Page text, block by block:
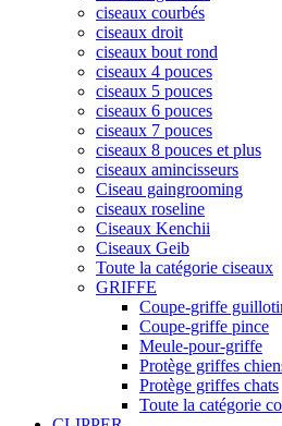
ciseaux courbés
ciseaux droit
ciseaux bout rond
ciseaux 4 pouces
ciseaux 5 pouces
ciseaux 6 pouces
ciseaux 7 pouces
ciseaux 8 pouces et plus
ciseaux amincisseurs
Ciseau gaingrooming
ciseaux roseline
Ciseaux Kenchii
Ciseaux Geib
Toute la catégorie ciseaux
GRIFFE
Coupe-griffe
Coupe-griffe pince
Meule-pour-griffe
Protège griffes
Protège griffes chats
Toute la catégorie